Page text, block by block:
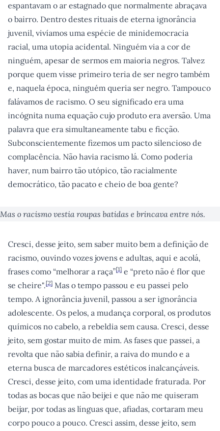
espantavam o ar estagnado que normalmente abraçava
o bairro. Dentro destes rituais de eterna ignorância
juvenil, vivíamos uma espécie de minidemocracia
racial, uma utopia acidental. Ninguém via a cor de
ninguém, apesar de sermos em maioria negros. Talvez
porque quem visse primeiro teria de ser negro também
e, naquela época, ninguém queria ser negro. Tampouco
falávamos de racismo. O seu significado era uma
incógnita numa equação cujo produto era aversão. Uma
palavra que era simultaneamente tabu e ficção.
Subconscientemente fizemos um pacto silencioso de
complacência. Não havia racismo lá. Como poderia
haver, num bairro tão utópico, tão racialmente
democrático, tão pacato e cheio de boa gente?
Mas o racismo vestia roupas batidas e brincava entre nós.
Cresci, desse jeito, sem saber muito bem a definição de
racismo, ouvindo vozes jovens e adultas, aqui e acolá,
frases como “melhorar a raça”[1] e “preto não é flor que
se cheire".[2] Mas o tempo passou e eu passei pelo
tempo. A ignorância juvenil, passou a ser ignorância
adolescente. Os pelos, a mudança corporal, os produtos
químicos no cabelo, a rebeldia sem causa. Cresci, desse
jeito, sem gostar muito de mim. As fases que passei, a
revolta que não sabia definir, a raiva do mundo e a
eterna busca de marcadores estéticos inalcançáveis.
Cresci, desse jeito, com uma identidade fraturada. Por
todas as bocas que não beijei e que não me quiseram
beijar, por todas as línguas que, afiadas, cortaram meu
corpo pouco a pouco. Cresci assim, desse jeito, sem